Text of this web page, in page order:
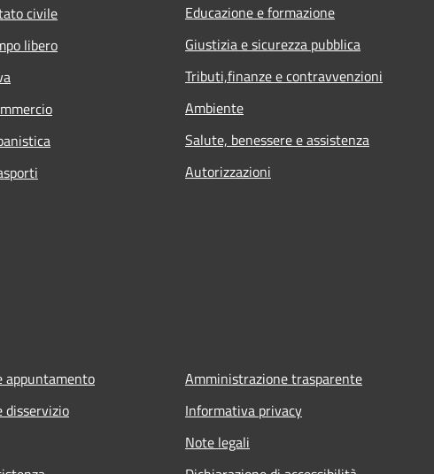
civile
libero
Educazione e formazione
Giustizia e sicurezza pubblica
Tributi,finanze e contravvenzioni
Ambiente
Salute, benessere e assistenza
Autorizzazioni
appuntamento
disservizio
Amministrazione trasparente
Informativa privacy
Note legali